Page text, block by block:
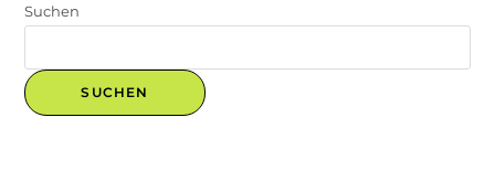
Suchen
SUCHEN